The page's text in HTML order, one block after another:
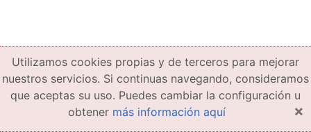
Utilizamos cookies propias y de terceros para mejorar
nuestros servicios. Si continuas navegando, consideramos
que aceptas su uso. Puedes cambiar la configuración u
obtener más información aquí ×